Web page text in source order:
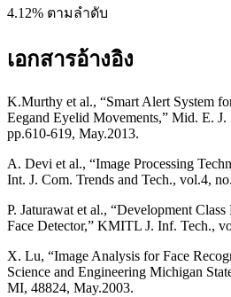
4.12% ตามลำดับ
เอกสารอ้างอิง
K.Murthy et al., “Smart Alert System
Eegand Eyelid Movements,” Mid. E.
pp.610-619, May.2013.
A. Devi et al., “Image Processing
Int. J. Com. Trends and Tech., vol.4,
P. Jaturawat et al., “Development
Face Detector,” KMITL J. Inf. Tech.,
X. Lu, “Image Analysis for Face
Science and Engineering Michigan
MI, 48824, May.2003.